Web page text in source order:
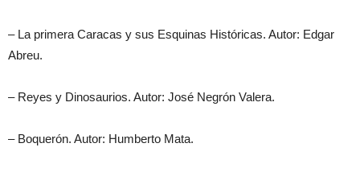
– La primera Caracas y sus Esquinas Históricas. Autor: Edgar
Abreu.
– Reyes y Dinosaurios. Autor: José Negrón Valera.
– Boquerón. Autor: Humberto Mata.